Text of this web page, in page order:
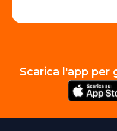
Scarica l'app per